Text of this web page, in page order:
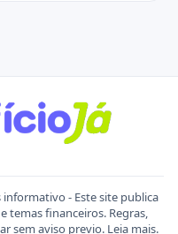
- Este site publica
temas financeiros. Regras,
sem aviso previo. Leia mais.